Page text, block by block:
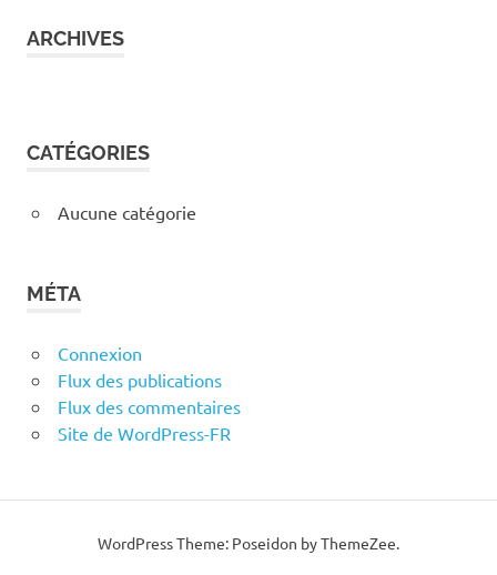
ARCHIVES
CATÉGORIES
Aucune catégorie
MÉTA
Connexion
Flux des publications
Flux des commentaires
Site de WordPress-FR
WordPress Theme: Poseidon by ThemeZee.